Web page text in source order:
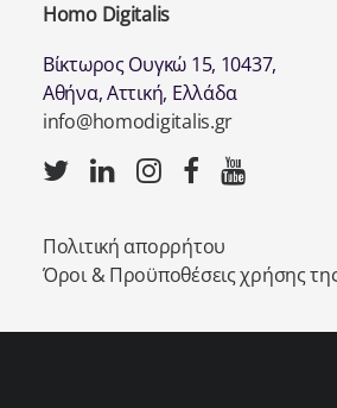
Homo Digitalis
Βίκτωρος Ουγκώ 15, 10437,
Αθήνα, Αττική, Ελλάδα
info@homodigitalis.gr
Πολιτική απορρήτου
Όροι & Προϋποθέσεις χρήσης